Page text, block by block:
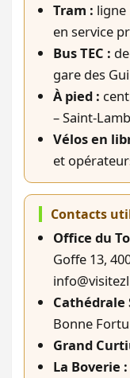
Tram : ligne
en service
Bus TEC :
gare des
À pied :
– Saint-
Vélos en
et
Contacts
Office du
Goffe 13,
Cathédrale
Bonne
Grand
La Boverie :